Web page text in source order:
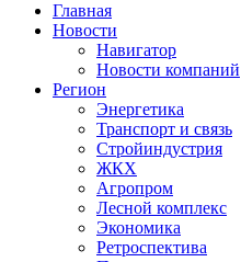
Главная
Новости
Навигатор
Новости компаний
Регион
Энергетика
Транспорт и связь
Стройиндустрия
ЖКХ
Агропром
Лесной комплекс
Экономика
Ретроспектива